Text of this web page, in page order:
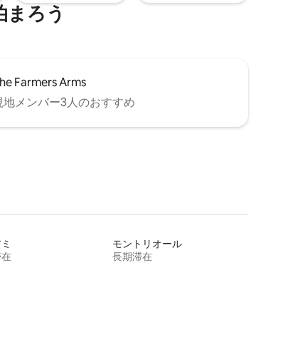
ろう
Farmers Arms
地メンバー3人のおすすめ
モントリオール
長期滞在